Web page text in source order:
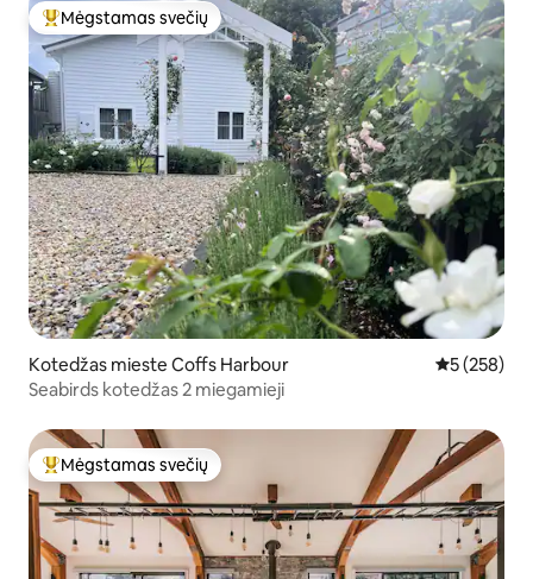
Svečių mėgstamiausias
Mėgstamas svečių
Kotedžas mieste Coffs Harbour Vidutinis
5 (258)
Seabirds kotedžas 2 miegamieji
Svečių mėgstamiausias
Mėgstamas svečių